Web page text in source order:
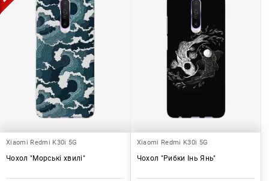
Xiaomi Redmi K30i 5G
Чохол "Морські хвилі"
Xiaomi Redmi K30i 5G
Чохол "Рибки Інь Янь"